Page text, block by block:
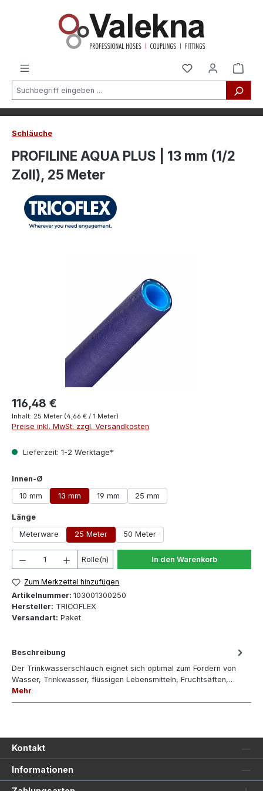
Schläuche
PROFILINE AQUA PLUS | 13 mm (1/2
Zoll), 25 Meter
116,48 €
Inhalt: 25 Meter (4,66 € / 1 Meter)
Preise inkl. MwSt. zzgl. Versandkosten
Lieferzeit: 1-2 Werktage*
Innen-Ø
10 mm
13 mm 19 mm 25 mm
Längeauswählen
Meterware
25 Meter 50 Meter
Produkt Anzahl: Gib den gewünschten Wert ein
Rolle(n) In den Warenkorb
Zum Merkzettel hinzufügen
Artikelnummer: 103001300250
Hersteller: TRICOFLEX
Versandart: Paket
Beschreibung
Der Trinkwasserschlauch eignet sich optimal zum Fördern von
Wasser, Trinkwasser, flüssigen Lebensmitteln, Fruchtsäften,…
Mehr
Kontakt
Informationen